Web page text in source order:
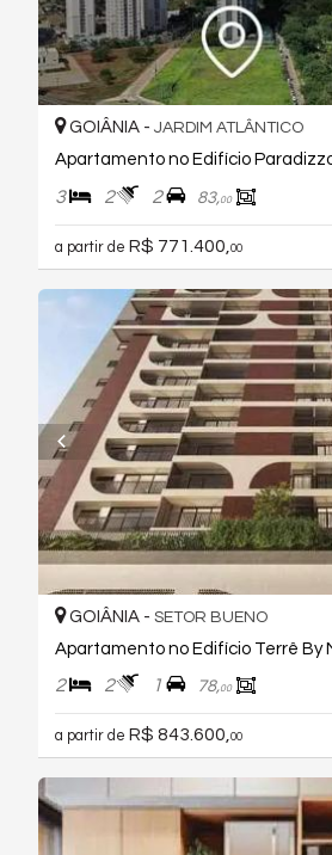
GOIÂNIA - JARDIM ATLÂNTICO
Apartamento no Edifício
3 2 2 83,00
a partir de R$ 771.400, 00
GOIÂNIA - SETOR BUENO
Apartamento no Edifício Terrê By
2 2 1 78,00
a partir de R$ 843.600, 00